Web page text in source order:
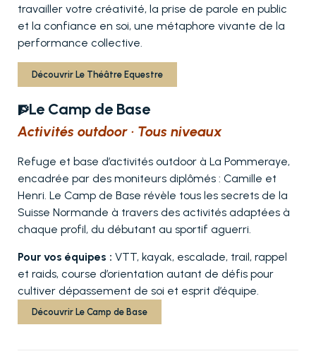
travailler votre créativité, la prise de parole en public
et la confiance en soi, une métaphore vivante de la
performance collective.
Découvrir Le Théâtre Equestre
🧗Le Camp de Base
Activités outdoor · Tous niveaux
Refuge et base d’activités outdoor à La Pommeraye,
encadrée par des moniteurs diplômés : Camille et
Henri. Le Camp de Base révèle tous les secrets de la
Suisse Normande à travers des activités adaptées à
chaque profil, du débutant au sportif aguerri.
Pour vos équipes : VTT, kayak, escalade, trail, rappel
et raids, course d’orientation autant de défis pour
cultiver dépassement de soi et esprit d’équipe.
Découvrir Le Camp de Base